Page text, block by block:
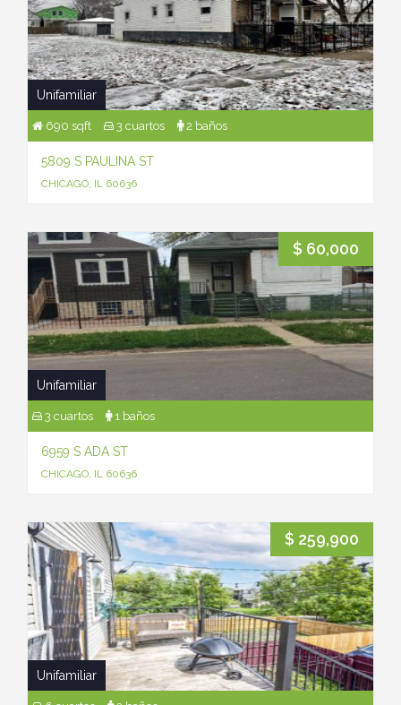
Unifamiliar
690 sqft 3 cuartos 2 baños
5809 S PAULINA ST
CHICAGO, IL 60636
$ 60,000
Unifamiliar
3 cuartos 1 baños
6959 S ADA ST
CHICAGO, IL 60636
$ 259,900
Unifamiliar